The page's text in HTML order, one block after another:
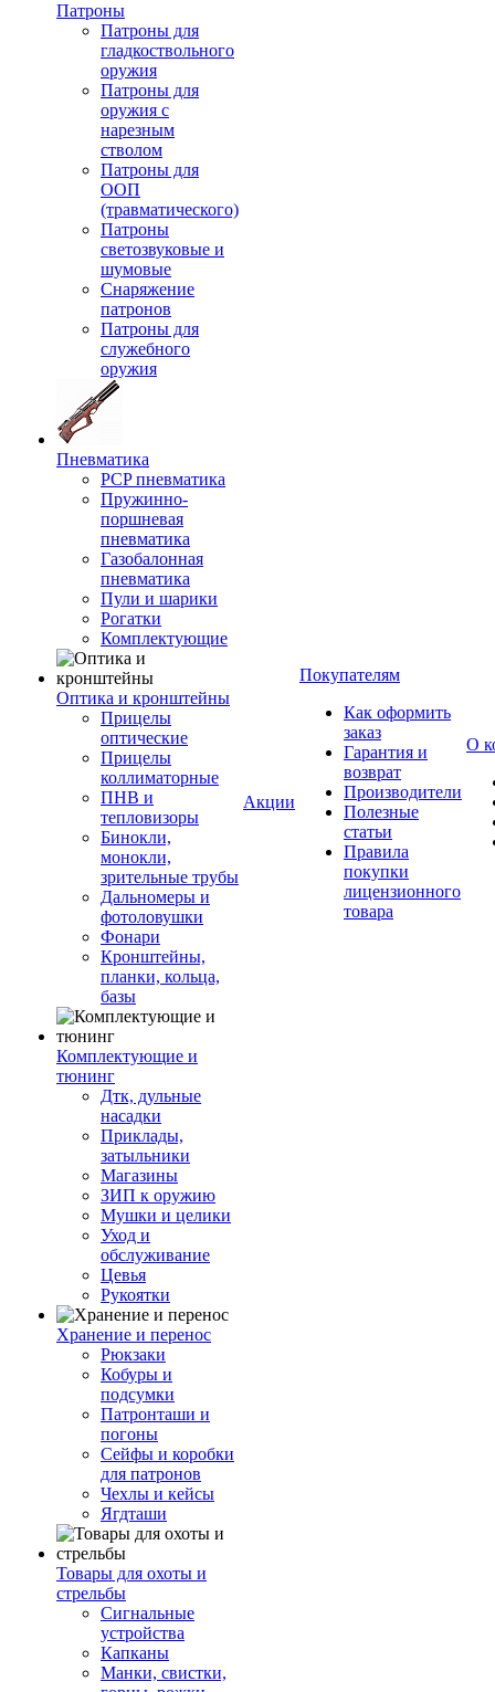
Патроны
Патроны для
гладкоствольного
оружия
Патроны для
оружия с
нарезным
стволом
Патроны для
ООП
(травматического)
Патроны
светозвуковые и
шумовые
Снаряжение
патронов
Патроны для
служебного
оружия
Пневматика
PCP пневматика
Пружинно-
поршневая
пневматика
Газобалонная
пневматика
Пули и шарики
Рогатки
Комплектующие
Оптика и кронштейны
Прицелы
оптические
Прицелы
коллиматорные
ПНВ и
тепловизоры
Бинокли,
монокли,
зрительные трубы
Дальномеры и
фотоловушки
Фонари
Кронштейны,
планки, кольца,
базы
Комплектующие и
тюнинг
Дтк, дульные
насадки
Приклады,
затыльники
Магазины
ЗИП к оружию
Мушки и целики
Уход и
обслуживание
Цевья
Рукоятки
Хранение и перенос
Рюкзаки
Кобуры и
подсумки
Патронташи и
погоны
Сейфы и коробки
для патронов
Чехлы и кейсы
Ягдташи
Товары для охоты и
стрельбы
Сигнальные
устройства
Капканы
Манки, свистки,
Акции
Покупателям
Как оформить
заказ
Гарантия и
возврат
Производители
Полезные
статьи
Правила
покупки
лицензионного
товара
О